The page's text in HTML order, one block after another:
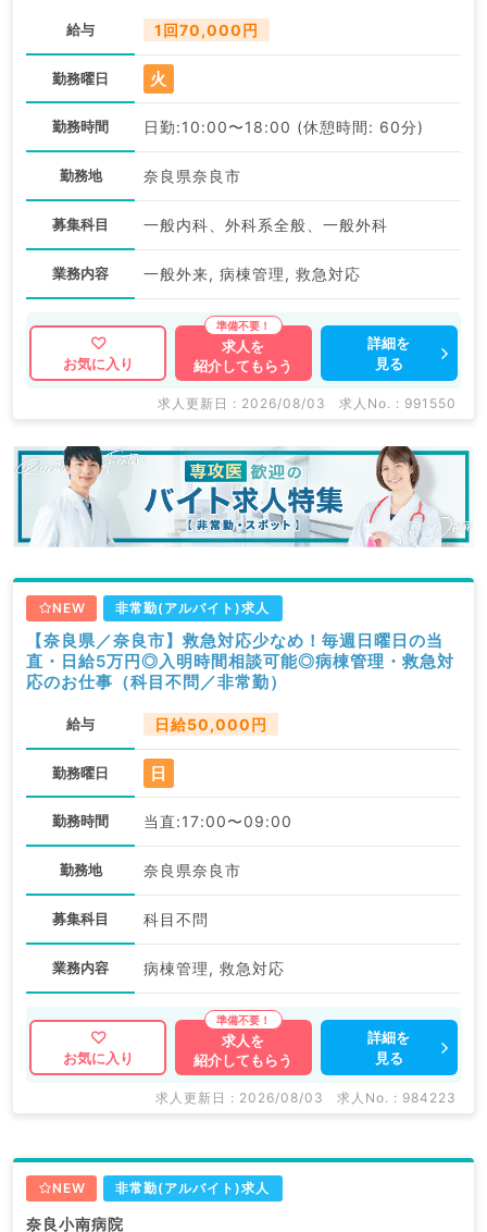
給与 1回70,000円
勤務曜日 火
勤務時間 日勤:10:00〜18:00 (休憩時間: 60分)
勤務地 奈良県奈良市
募集科目 一般内科、外科系全般、一般外科
業務内容 一般外来, 病棟管理, 救急対応
お気に入り
求人を
紹介してもらう
詳細を
見る
求人更新日 : 2026/08/03 求人No. : 991550
NEW 非常勤(アルバイト)求人
【奈良県／奈良市】救急対応少なめ！毎週日曜日の当
直・日給5万円◎入明時間相談可能◎病棟管理・救急対
応のお仕事（科目不問／非常勤）
給与 日給50,000円
勤務曜日 日
勤務時間 当直:17:00〜09:00
勤務地 奈良県奈良市
募集科目 科目不問
業務内容 病棟管理, 救急対応
お気に入り
求人を
紹介してもらう
詳細を
見る
求人更新日 : 2026/08/03 求人No. : 984223
NEW 非常勤(アルバイト)求人
奈良小南病院